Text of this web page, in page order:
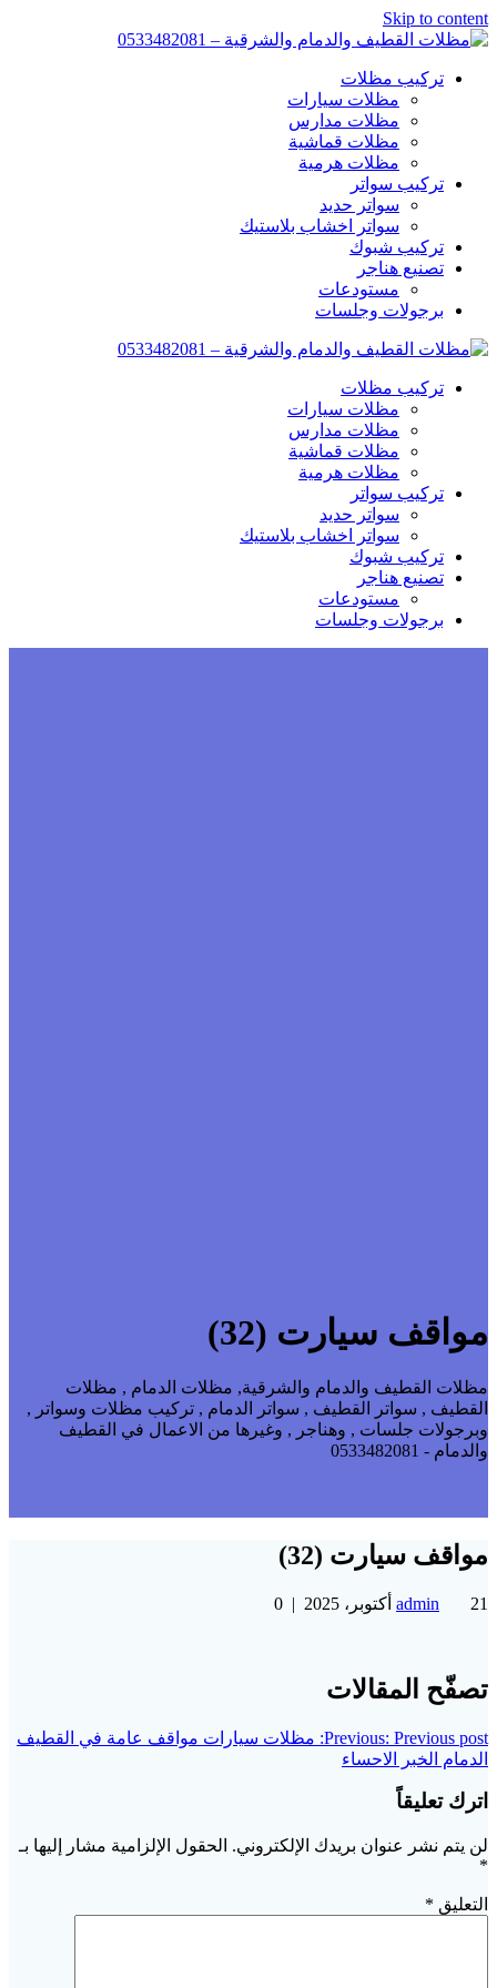
Skip to content
تركيب مظلات
مظلات سيارات
مظلات مدارس
مظلات قماشية
مظلات هرمية
تركيب سواتر
سواتر حديد
سواتر اخشاب بلاستيك
تركيب شبوك
تصنيع هناجر
مستودعات
برجولات وجلسات
تركيب مظلات
مظلات سيارات
مظلات مدارس
مظلات قماشية
مظلات هرمية
تركيب سواتر
سواتر حديد
سواتر اخشاب بلاستيك
تركيب شبوك
تصنيع هناجر
مستودعات
برجولات وجلسات
مواقف سيارت (32)
مظلات القطيف والدمام والشرقية, مظلات الدمام , مظلات
القطيف , سواتر القطيف , سواتر الدمام , تركيب مظلات وسواتر ,
وبرجولات جلسات , وهناجر , وغيرها من الاعمال في القطيف
والدمام - 0533482081
مواقف سيارت (32)
admin 21 أكتوبر، 2025 |
0
تصفّح المقالات
Previous: Previous post:
مظلات سيارات مواقف عامة في القطيف
الدمام الخبر الاحساء
اترك تعليقاً
لن يتم نشر عنوان بريدك الإلكتروني. الحقول الإلزامية مشار إليها بـ
*
التعليق *